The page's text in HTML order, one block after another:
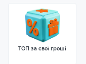
ТОП за свої гроші